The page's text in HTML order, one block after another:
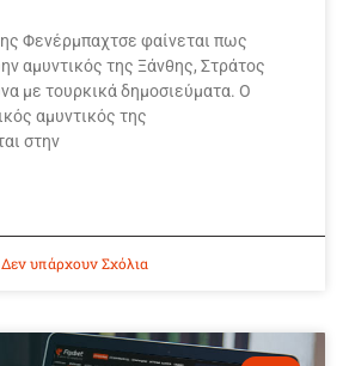
Φενέρμπαχτσε φαίνεται πως
αμυντικός της Ξάνθης, Στράτος
με τουρκικά δημοσιεύματα. Ο
αμυντικός της
στην
Δεν υπάρχουν Σχόλια